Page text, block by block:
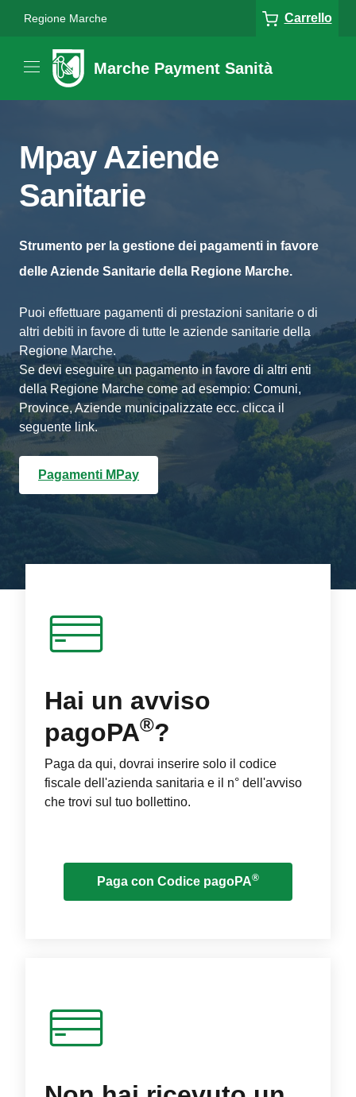
Regione Marche Carrello
Marche Payment Sanità
Mpay Aziende
Sanitarie
Strumento per la gestione dei pagamenti in favore
delle Aziende Sanitarie della Regione Marche.
Puoi effettuare pagamenti di prestazioni sanitarie o di
altri debiti in favore di tutte le aziende sanitarie della
Regione Marche.
Se devi eseguire un pagamento in favore di altri enti
della Regione Marche come ad esempio: Comuni,
Province, Aziende municipalizzate ecc. clicca il
seguente link.
Pagamenti MPay
Hai un avviso
pagoPA®?
Paga da qui, dovrai inserire solo il codice
fiscale dell'azienda sanitaria e il n° dell'avviso
che trovi sul tuo bollettino.
Paga con Codice pagoPA®